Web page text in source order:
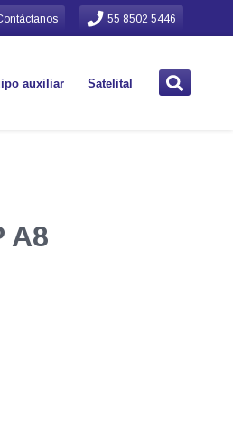
55 8502 5446
auxiliar Satelital
A8